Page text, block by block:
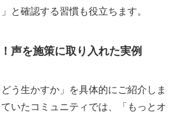
と確認する習慣も役立ちます。
声を施策に取り入れた実例
う生かすか」を具体的にご紹介しま
いたコミュニティでは、「もっとオ